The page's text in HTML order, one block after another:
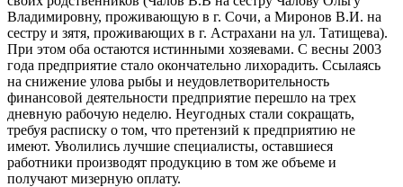
Владимировну, проживающую в г. Сочи, а Миронов В.И. на
сестру и зятя, проживающих в г. Астрахани на ул. Татищева).
При этом оба остаются истинными хозяевами. С весны 2003
года предприятие стало окончательно лихорадить. Ссылаясь
на снижение улова рыбы и неудовлетворительность
финансовой деятельности предприятие перешло на трех
дневную рабочую неделю. Неугодных стали сокращать,
требуя расписку о том, что претензий к предприятию не
имеют. Уволились лучшие специалисты, оставшиеся
работники производят продукцию в том же объеме и
получают мизерную оплату.